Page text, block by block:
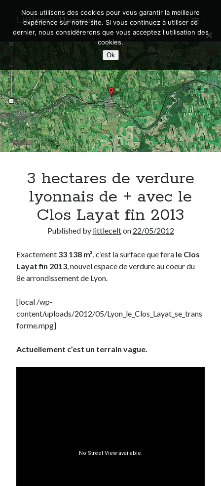
Littlecelt Humeur
open
primary
menu
Sidebar
Recherche sur le blog
Search
Derniers articles
Municipales 2026 : Lyon, Métropole et Caluire, mon choix pour l’avenir
Quel Lyonnais es-tu, Renaud Ducher ?
A quand une véritable place pour le vélo à Caluire dans la Métropole de
Lyon ?
Comment je vis ma vie sur un vélo
Entretien ménager dansT’as vu quoi ? #52
JFdansC’était pas mieux avant… à Lyon
Anthonydans
Renaud Ducherdans Comment j’ai opéré ma vélorution toute
personnelle
3 hectares de verdure
lyonnais de + avec le
Clos Layat fin 2013
Published by littlecelton 22/05/2012
Exactement 33 138 m², c’est la surface que fera le Clos
Layat fin 2013, nouvel espace de verdure au coeur du
8e arrondissement de Lyon.
[local /wp-
content/uploads/2012/05/Lyon_le_Clos_Layat_se_trans
forme.mpg]
Actuellement c’est un terrain vague.
Nous utilisons des cookies pour vous garantir la meilleure
expérience sur notre site. Si vous continuez à utiliser ce
dernier, nous considérerons que vous acceptez l'utilisation des
cookies.
Ok